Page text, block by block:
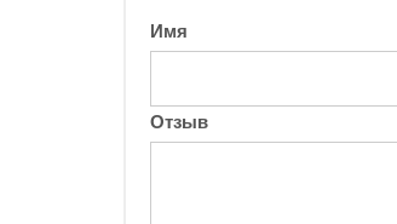
Имя
Отзыв